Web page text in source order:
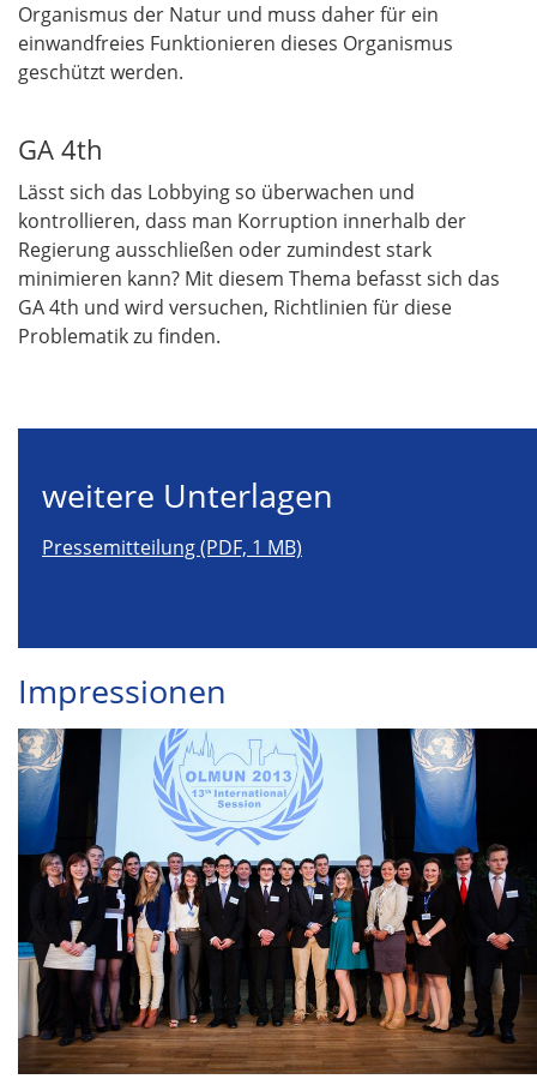
Organismus der Natur und muss daher für ein
einwandfreies Funktionieren dieses Organismus
geschützt werden.
GA 4th
Lässt sich das Lobbying so überwachen und
kontrollieren, dass man Korruption innerhalb der
Regierung ausschließen oder zumindest stark
minimieren kann? Mit diesem Thema befasst sich das
GA 4th und wird versuchen, Richtlinien für diese
Problematik zu finden.
weitere Unterlagen
Pressemitteilung (PDF, 1 MB)
Impressionen